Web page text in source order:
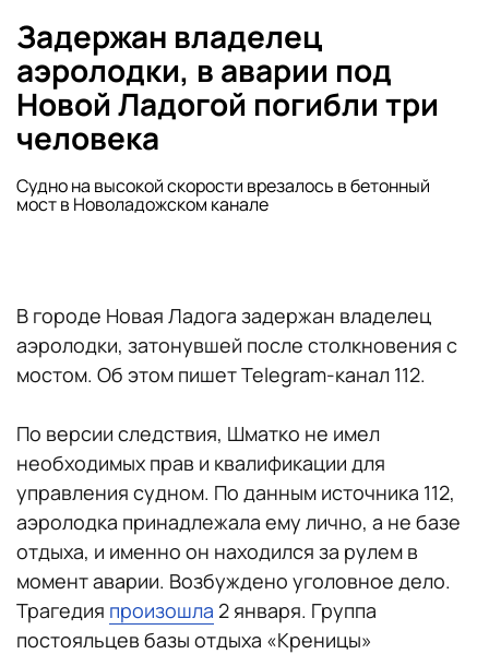
Задержан владелец
аэролодки, в аварии под
Новой Ладогой погибли три
человека
Судно на высокой скорости врезалось в бетонный
мост в Новоладожском канале
В городе Новая Ладога задержан владелец
аэролодки, затонувшей после столкновения с
мостом. Об этом пишет Telegram-канал 112.
По версии следствия, Шматко не имел
необходимых прав и квалификации для
управления судном. По данным источника 112,
аэролодка принадлежала ему лично, а не базе
отдыха, и именно он находился за рулем в
момент аварии. Возбуждено уголовное дело.
Трагедия произошла 2 января. Группа
постояльцев базы отдыха «Креницы»